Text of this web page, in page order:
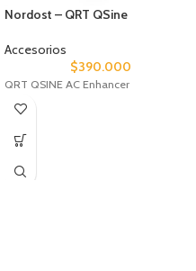
Nordost – QRT QSine
Accesorios
$390.000
QRT QSINE AC Enhancer